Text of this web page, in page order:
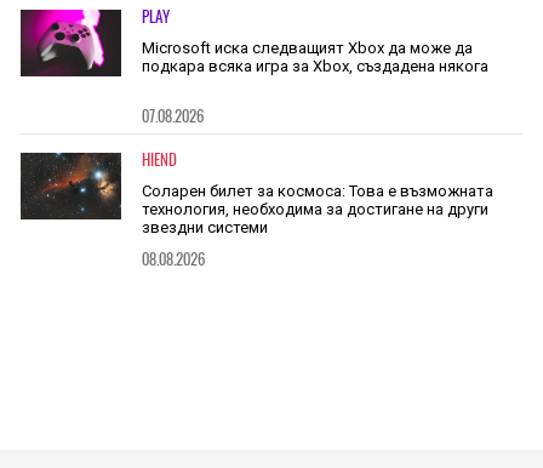
PLAY
Microsoft иска следващият Xbox да може да
подкара всяка игра за Xbox, създадена някога
07.08.2026
HIEND
Соларен билет за космоса: Това е възможната
технология, необходима за достигане на други
звездни системи
08.08.2026